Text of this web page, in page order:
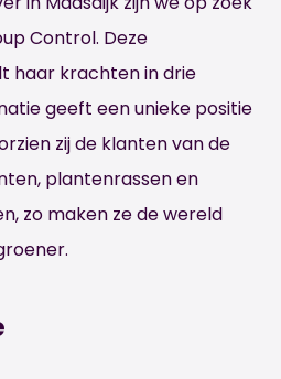
Control. Deze
haar krachten in drie
geeft een unieke positie
zij de klanten van de
plantenrassen en
zo maken ze de wereld